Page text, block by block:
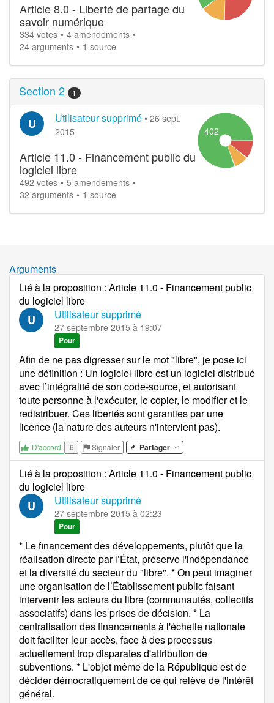
Article 8.0 - Liberté de partage du
savoir numérique
334 votes
4 amendements
24 arguments
1 source
Section 2 1
U Utilisateur supprimé • 26 sept.
2015
Article 11.0 - Financement public du
logiciel libre
492 votes
5 amendements
32 arguments
1 source
402
Arguments
Lié à la proposition : Article 11.0 - Financement public
du logiciel libre
U Utilisateur supprimé
27 septembre 2015 à 19:07
Pour
Afin de ne pas digresser sur le mot "libre", je pose ici
une définition : Un logiciel libre est un logiciel distribué
avec l’intégralité de son code-source, et autorisant
toute personne à l'exécuter, le copier, le modifier et le
redistribuer. Ces libertés sont garanties par une
licence (la nature des auteurs n'intervient pas).
D'accord 6 Signaler Partager
Lié à la proposition : Article 11.0 - Financement public
du logiciel libre
U Utilisateur supprimé
27 septembre 2015 à 02:23
Pour
* Le financement des développements, plutôt que la
réalisation directe par l’État, préserve l'indépendance
et la diversité du secteur du "libre". * On peut imaginer
une organisation de l’Établissement public faisant
intervenir les acteurs du libre (communautés, collectifs
associatifs) dans les prises de décision. * La
centralisation des financements à l'échelle nationale
doit faciliter leur accès, face à des processus
actuellement trop disparates d'attribution de
subventions. * L'objet même de la République est de
décider démocratiquement de ce qui relève de l'intérêt
général.